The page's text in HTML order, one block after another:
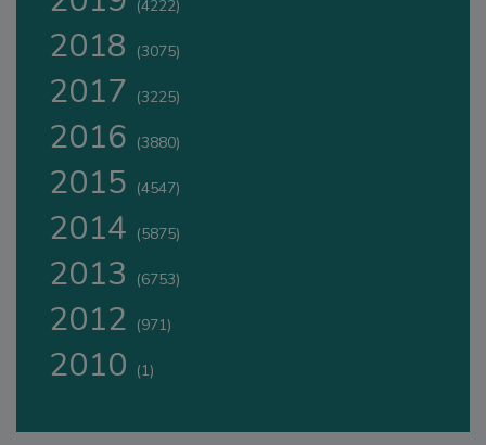
(4222)
2018 (3075)
2017 (3225)
2016 (3880)
2015 (4547)
2014 (5875)
2013 (6753)
2012 (971)
2010 (1)